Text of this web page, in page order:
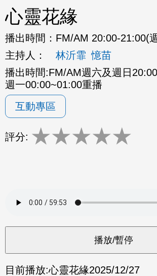
心靈花緣
播出時間： FM/AM 20:00-21:00(
主持人：
林沂霏 憶苗
播出時間:FM/AM週六及週日
週一00:00~01:00重播
互動專區
評分: ★★★★★
目前播放:心靈花緣2025/12/27